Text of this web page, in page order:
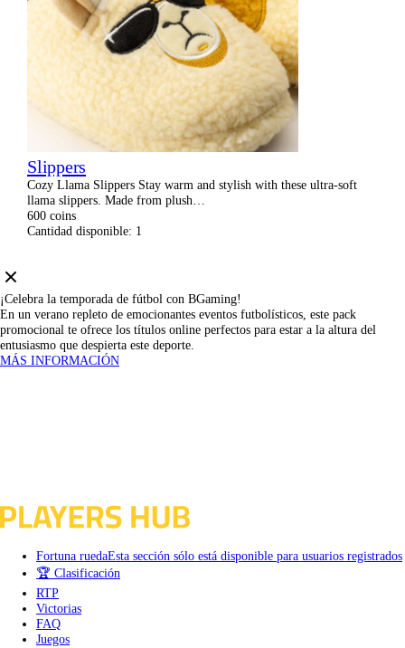
C
r
a
d
e
s
q
u
a
n
Slippers
Cozy Llama Slippers Stay warm and stylish with these ultra-soft
llama slippers. Made from plush…
600 coins
Cantidad disponible: 1
¡Celebra la temporada de fútbol con BGaming!
En un verano repleto de emocionantes eventos futbolísticos, este pack
promocional te ofrece los títulos online perfectos para estar a la altura del
entusiasmo que despierta este deporte.
MÁS INFORMACIÓN
Fortuna ruedaEsta sección sólo está disponible para usuarios registrados
🏆 Clasificación
RTP
Victorias
FAQ
Juegos